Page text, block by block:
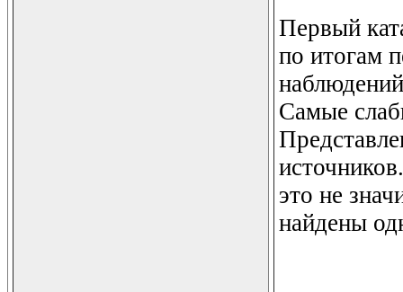
Первый
по итогам
Самые
это не
найдены